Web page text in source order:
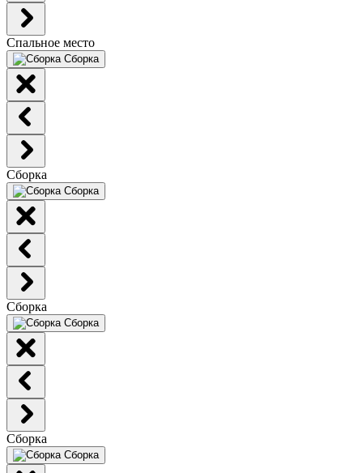
Спальное место
Сборка
Сборка
Сборка
Сборка
Сборка
Сборка
Сборка